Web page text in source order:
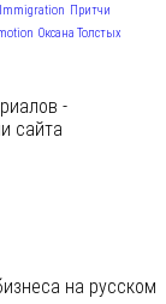
Притчи
Оксана Толстых
-
сайта
на русском